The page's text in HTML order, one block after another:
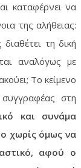
καταφέρνει να
της αλήθειας:
τη δική
αναλόγως με
Το κείμενο
στη
και συνάμα
χωρίς όμως να
αφού ο